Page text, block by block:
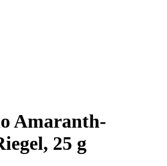
Amaranth-
25 g